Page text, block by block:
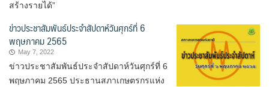
Search
for:
สร้างรายได้”
ข่าวประชาสัมพันธ์ประจำสัปดาห์วันศุกร์ที่ 6
พฤษภาคม 2565
May 7, 2022
ข่าวประชาสัมพันธ์ประจำสัปดาห์วันศุกร์ที่ 6
พฤษภาคม 2565 ประธานสภาเกษตรกรแห่ง